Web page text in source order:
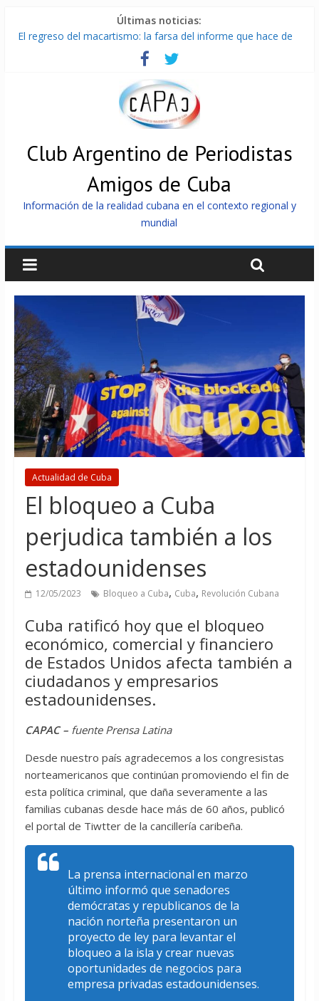
Últimas noticias:
El regreso del macartismo: la farsa del informe que hace de
Milei firmó memorándum con EE.UU sin informarlo
China presenta robots que pueden razonar, moverse y asistir
La Habana avanza en reconexión tras nuevo apagón
Más de 7 000 contenedores impedidos de llegar a Cuba
Club Argentino de Periodistas
Amigos de Cuba
Información de la realidad cubana en el contexto regional y
mundial
Actualidad de Cuba
El bloqueo a Cuba
perjudica también a los
estadounidenses
12/05/2023 Bloqueo a Cuba, Cuba, Revolución Cubana
Cuba ratificó hoy que el bloqueo
económico, comercial y financiero
de Estados Unidos afecta también a
ciudadanos y empresarios
estadounidenses.
CAPAC –fuente Prensa Latina
Desde nuestro país agradecemos a los congresistas
norteamericanos que continúan promoviendo el fin de
esta política criminal, que daña severamente a las
familias cubanas desde hace más de 60 años, publicó
el portal de Tiwtter de la cancillería caribeña.
La prensa internacional en marzo
último informó que senadores
demócratas y republicanos de la
nación norteña presentaron un
proyecto de ley para levantar el
bloqueo a la isla y crear nuevas
oportunidades de negocios para
empresa privadas estadounidenses.